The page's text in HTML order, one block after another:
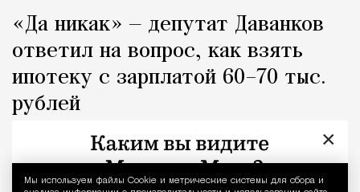
Мы используем файлы Сookie и метрические системы для сбора и
«Да никак» — депутат Даванков
ответил на вопрос, как взять
ипотеку с зарплатой 60–70 тыс.
рублей
Кирилл Романов ×